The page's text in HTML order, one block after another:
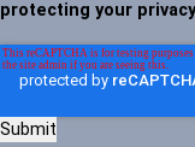
protecting your